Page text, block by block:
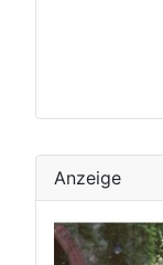
Anzeige